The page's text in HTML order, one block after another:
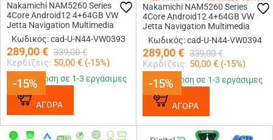
-15%
Nakamichi NAM5260 Series
4Core Android12 4+64GB VW
Jetta Navigation Multimedia
Tablet 10 Με Carplay &amp;
Android Auto
Κωδικός: cad-U-N44-VW0393
289,00€ 339,00 €
Κερδίζεις: 50,00 € (-15%)
-15%
Παράδοση σε 1-3 εργάσιμες
ΑΓΟΡΑ
-15%
Nakamichi NAM5260 Series
4Core Android12 4+64GB VW
Jetta Navigation Multimedia
Tablet 10 Με Carplay &amp;
Android Auto
Κωδικός: cad-U-N44-VW0394
289,00€ 339,00 €
Κερδίζεις: 50,00 € (-15%)
-15%
Παράδοση σε 1-3 εργάσιμες
ΑΓΟΡΑ